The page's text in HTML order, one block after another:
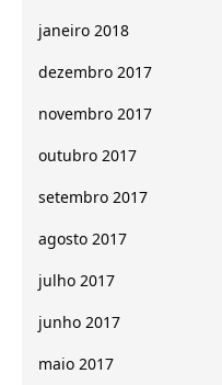
janeiro 2018
dezembro 2017
novembro 2017
outubro 2017
setembro 2017
agosto 2017
julho 2017
junho 2017
maio 2017